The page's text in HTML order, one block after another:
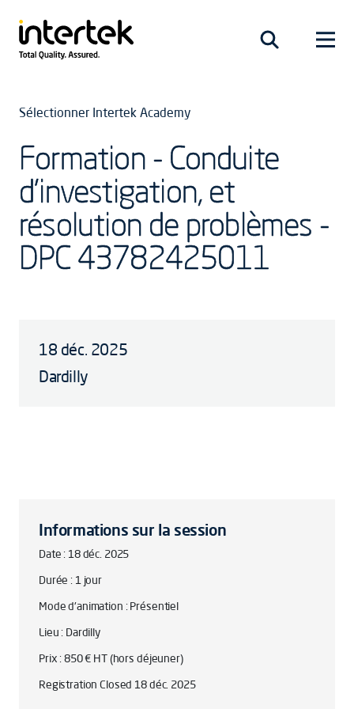
Sélectionner Intertek Academy
Formation - Conduite
d’investigation, et
résolution de problèmes -
DPC 43782425011
18 déc. 2025
Dardilly
Informations sur la session
Date : 18 déc. 2025
Durée : 1 jour
Mode d'animation : Présentiel
Lieu : Dardilly
Prix : 850 € HT (hors déjeuner)
Registration Closed 18 déc. 2025